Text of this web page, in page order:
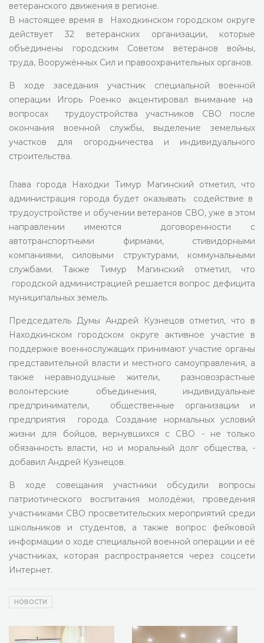
ветеранского движения в регионе.
В настоящее время в Находкинском городском округе
действует 32 ветеранских организации, которые
объединены городским Советом ветеранов войны,
труда, Вооружённых Сил и правоохранительных органов.
В ходе заседания участник специальной военной
операции Игорь Роенко акцентировал внимание на
вопросах трудоустройства участников СВО после
окончания военной службы, выделение земельных
участков для огородничества и индивидуального
строительства.
Глава города Находки Тимур Магинский отметил, что
администрация города будет оказывать содействие в
трудоустройстве и обучении ветеранов СВО, уже в этом
направлении имеются договоренности с
автотранспортными фирмами, стивидорными
компаниями, силовыми структурами, коммунальными
службами. Также Тимур Магинский отметил, что
городской администрацией решается вопрос дефицита
муниципальных земель.
Председатель Думы Андрей Кузнецов отметил, что в
Находкинском городском округе активное участие в
поддержке военнослужащих принимают участие органы
представительной власти и местного самоуправления, а
также неравнодушные жители, разновозрастные
волонтерские объединения, индивидуальные
предприниматели, общественные организации и
предприятия города. Создание нормальных условий
жизни для бойцов, вернувшихся с СВО - не только
обязанность власти, но и моральный долг общества, -
добавил Андрей Кузнецов.
В ходе совещания участники обсудили вопросы
патриотического воспитания молодёжи, проведения
участниками СВО просветительских мероприятий среди
школьников и студентов, а также вопрос фейковой
информации о ходе специальной военной операции и её
участниках, которая распространяется через соцсети
Интернет.
НОВОСТИ